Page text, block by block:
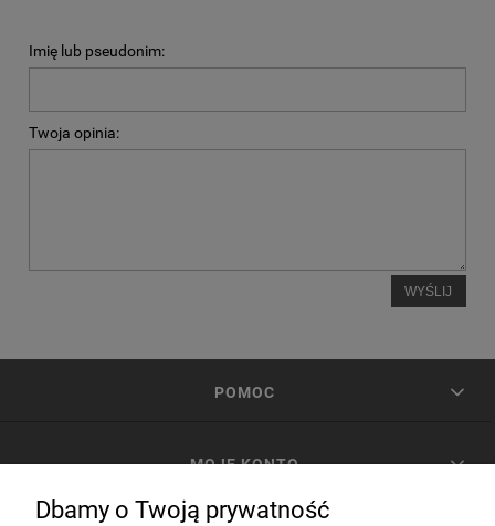
Imię lub pseudonim:
Twoja opinia:
WYŚLIJ
POMOC
MOJE KONTO
Dbamy o Twoją prywatność